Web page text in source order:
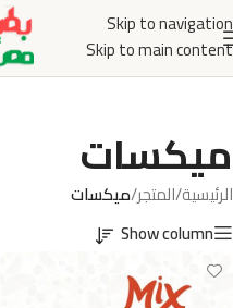
Skip to navigation
Skip to main content
ميكسات
الرئيسية/المتجر/ميكسات
Show column